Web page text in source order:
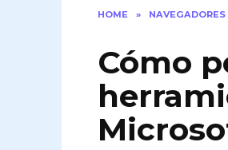
HOME » NAVEGADORES
Cómo